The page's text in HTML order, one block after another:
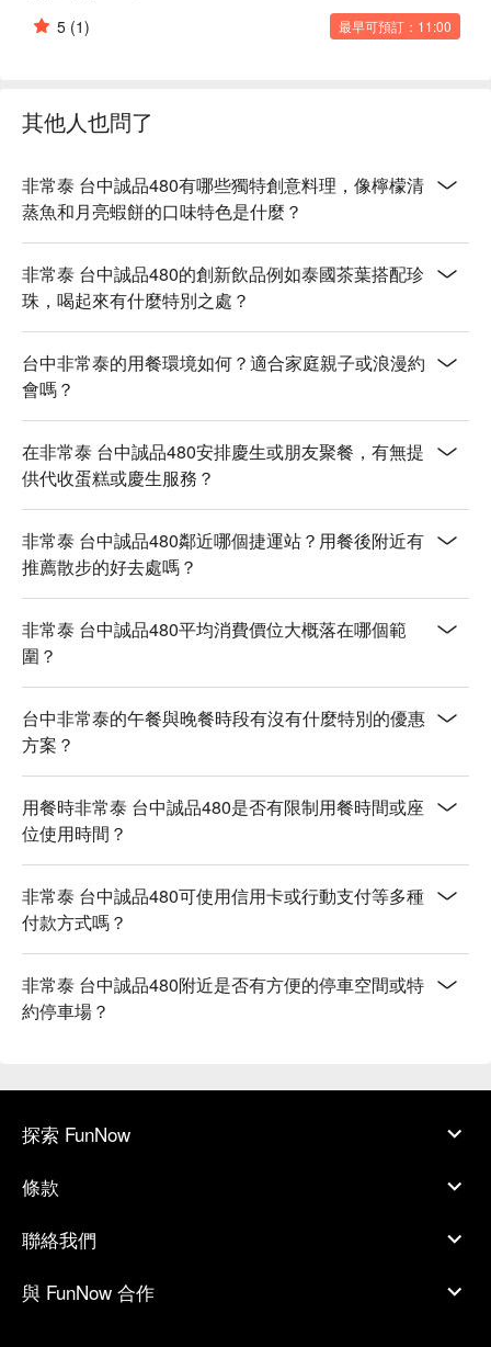
5 (1) 最早可預訂：11:00
其他人也問了
非常泰 台中誠品480有哪些獨特創意料理，像檸檬清
蒸魚和月亮蝦餅的口味特色是什麼？
非常泰 台中誠品480的創新飲品例如泰國茶葉搭配珍
珠，喝起來有什麼特別之處？
台中非常泰的用餐環境如何？適合家庭親子或浪漫約
會嗎？
在非常泰 台中誠品480安排慶生或朋友聚餐，有無提
供代收蛋糕或慶生服務？
非常泰 台中誠品480鄰近哪個捷運站？用餐後附近有
推薦散步的好去處嗎？
非常泰 台中誠品480平均消費價位大概落在哪個範
圍？
台中非常泰的午餐與晚餐時段有沒有什麼特別的優惠
方案？
用餐時非常泰 台中誠品480是否有限制用餐時間或座
位使用時間？
非常泰 台中誠品480可使用信用卡或行動支付等多種
付款方式嗎？
非常泰 台中誠品480附近是否有方便的停車空間或特
約停車場？
探索 FunNow
條款
聯絡我們
與 FunNow 合作